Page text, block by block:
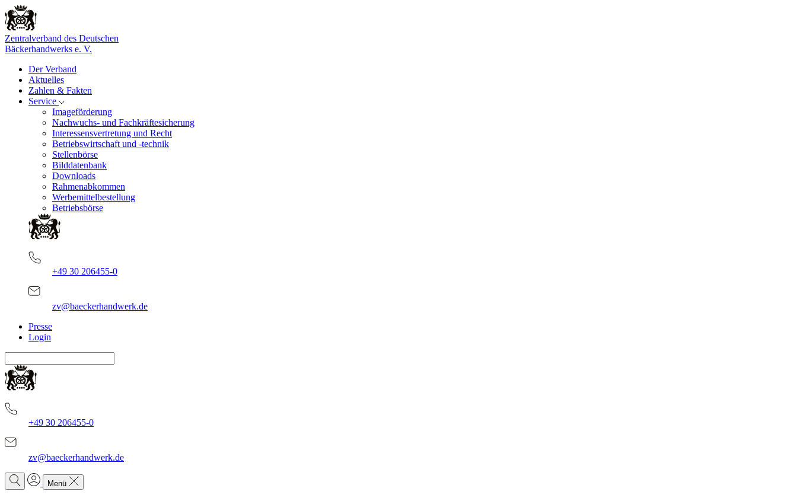
Zentralverband des Deutschen
Bäckerhandwerks e. V.
Der Verband
Aktuelles
Zahlen & Fakten
Service
Imageförderung
Nachwuchs- und Fachkräftesicherung
Interessensvertretung und Recht
Betriebswirtschaft und -technik
Stellenbörse
Bilddatenbank
Downloads
Rahmenabkommen
Werbemittelbestellung
Betriebsbörse
+49 30 206455-0
zv@baeckerhandwerk.de
Presse
Login
+49 30 206455-0
zv@baeckerhandwerk.de
Menü